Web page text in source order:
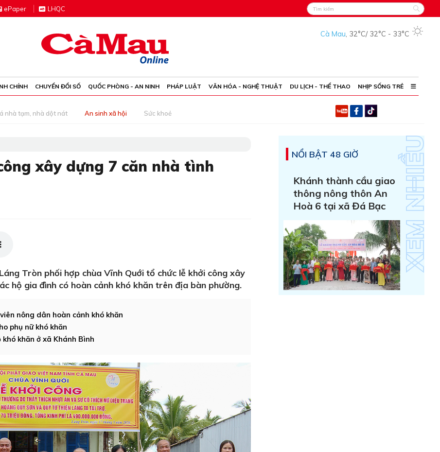
ePaper LHQC
Cà Mau, 32°C/ 32°C - 33°C
CHÍNH CHUYỂN ĐỔI SỐ QUỐC PHÒNG - AN NINH PHÁP LUẬT VĂN HÓA - NGHỆ THUẬT DU LỊCH - THỂ THAO NHỊP SỐNG TRẺ
nhà tạm, nhà dột nát An sinh xã hội Sức khoẻ
xây dựng 7 căn nhà tình
Tròn phối hợp chùa Vĩnh Quới tổ chức lễ khởi công xây
hộ gia đình có hoàn cảnh khó khăn trên địa bàn phường.
nông dân hoàn cảnh khó khăn
phụ nữ khó khăn
khăn ở xã Khánh Bình
NỔI BẬT 48 GIỜ
Khánh thành cầu giao
thông nông thôn An
Hoà 6 tại xã Đá Bạc